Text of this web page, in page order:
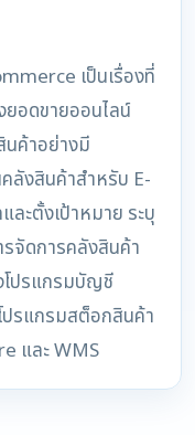
เป็นเรื่องที่
อดขายออนไลน์
นค้าอย่างมี
ลังสินค้าสำหรับ E-
ะตั้งเป้าหมาย ระบุ
จัดการคลังสินค้า
โปรแกรมบัญชี
ปรแกรมสต็อกสินค้า
และ WMS